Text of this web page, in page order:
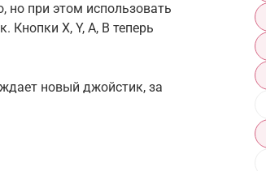
но при этом использовать
Кнопки X, Y, A, B теперь
новый джойстик, за